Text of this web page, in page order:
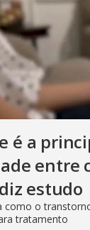
é a
entre
estudo
como o
tratamento